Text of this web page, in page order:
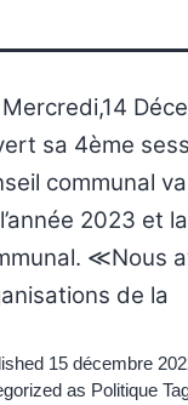
sa 4ème
communal
2023 et
≪Nous
de la
15 décembre
as Politique